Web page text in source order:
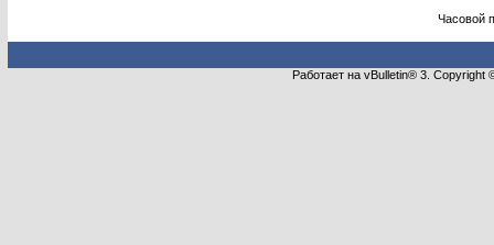
Часовой
Работает на vBulletin® 3.